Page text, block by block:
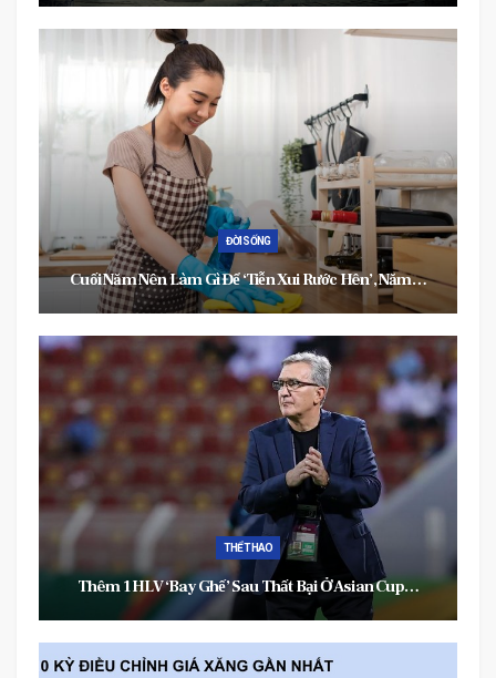
GIẢI TRÍ
Video: Hậu Trường Diễn Xuất ‘thần Sầu’ Của Trang…
ĐỜI SỐNG
Bí Quyết Khỏe Đẹp Từ Xương Của Phụ Nữ Hiện Đại Bí
Quyết Khỏe…